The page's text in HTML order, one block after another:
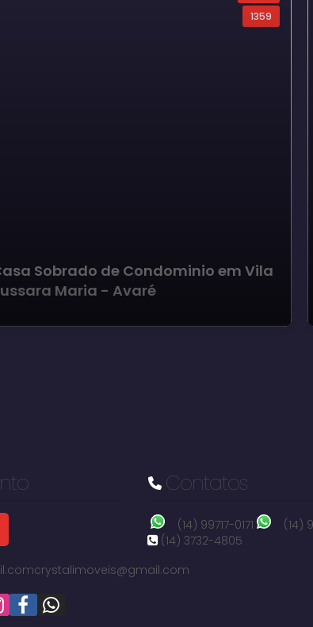
1359
Sobrado de Condominio em Vila
Jussara Maria - Avaré
Jussara Maria, Avaré, São Paulo, Brasil
crystalimoveis@gmail.com
Contatos
(14) 99717-0171
(14)
(14) 3732-4805